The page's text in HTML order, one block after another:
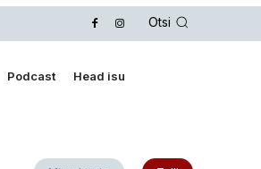
Otsi
Podcast Head isu